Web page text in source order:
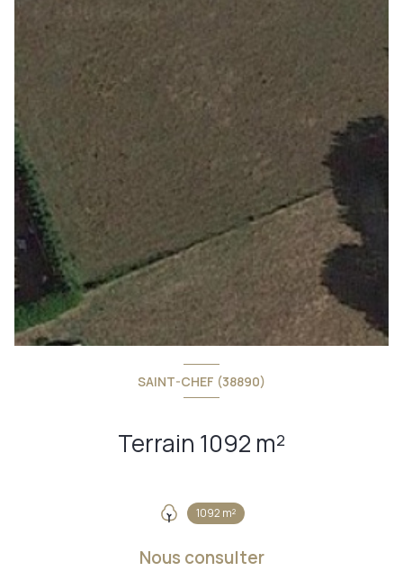
SAINT-CHEF (38890)
Terrain 1092 m²
1092 m²
Nous consulter